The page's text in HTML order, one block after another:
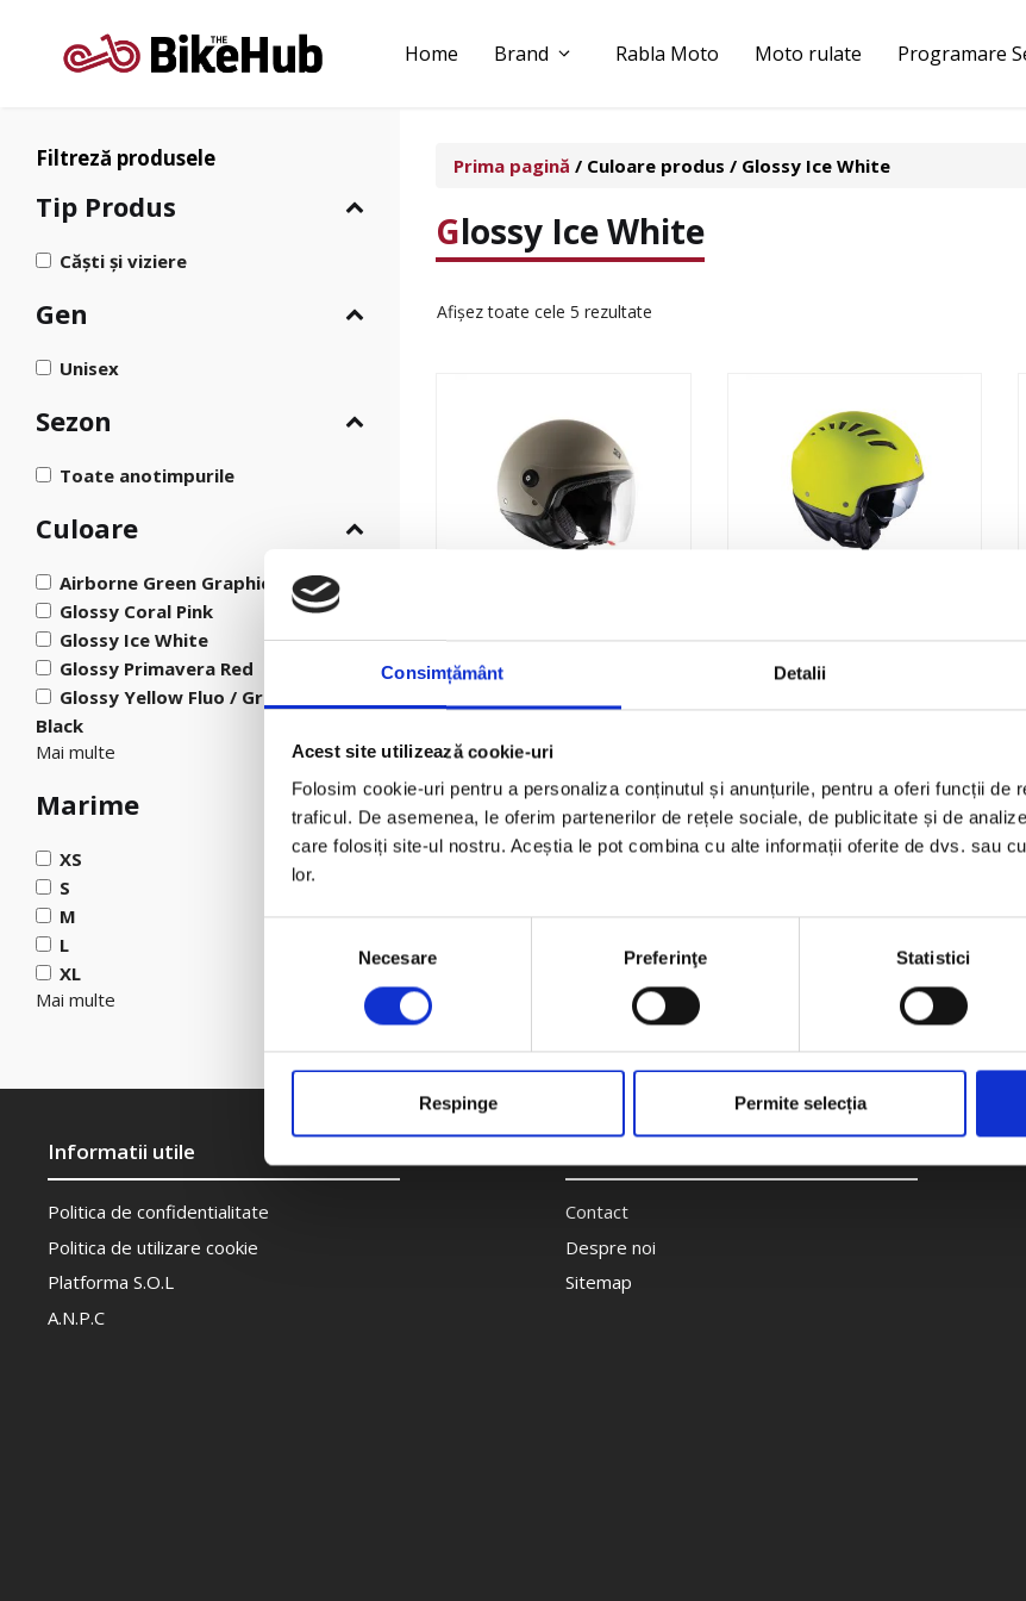
Consimțământ Detalii
Acest site utilizează cookie-uri
Folosim cookie-uri pentru a personaliza conținutul și anunțurile, pentru a oferi funcții de
traficul. De asemenea, le oferim partenerilor de rețele sociale, de publicitate și de
care folosiți site-ul nostru. Aceștia le pot combina cu alte informații oferite de dvs. sau
lor.
consimțământului
Necesare Preferinţe Statistici
Respinge Permite selecția
Home Brand Rabla Moto Moto rulate Programare
Prima pagină / Culoare produs / Glossy Ice White
Glossy Ice White
Afișez toate cele 5 rezultate
Cască Demi jet
EL’JETTIN
Pret la cerere
Cască demi-Jet
EL’FRESH
Cască Jet EL’TANGE
Pret la cerere
Filtreză produsele
Tip Produs
Căști și viziere
Gen
Unisex
Sezon
Toate anotimpurile
Culoare
Airborne Green Graphic–A Matte
Glossy Coral Pink
Glossy Ice White
Glossy Primavera Red
Glossy Yellow Fluo / Graphic A –
Black
Mai multe
Marime
XS
S
M
L
XL
Mai multe
Informatii utile
Politica de confidentialitate
Politica de utilizare cookie
Platforma S.O.L
A.N.P.C
Contact
Despre noi
Sitemap